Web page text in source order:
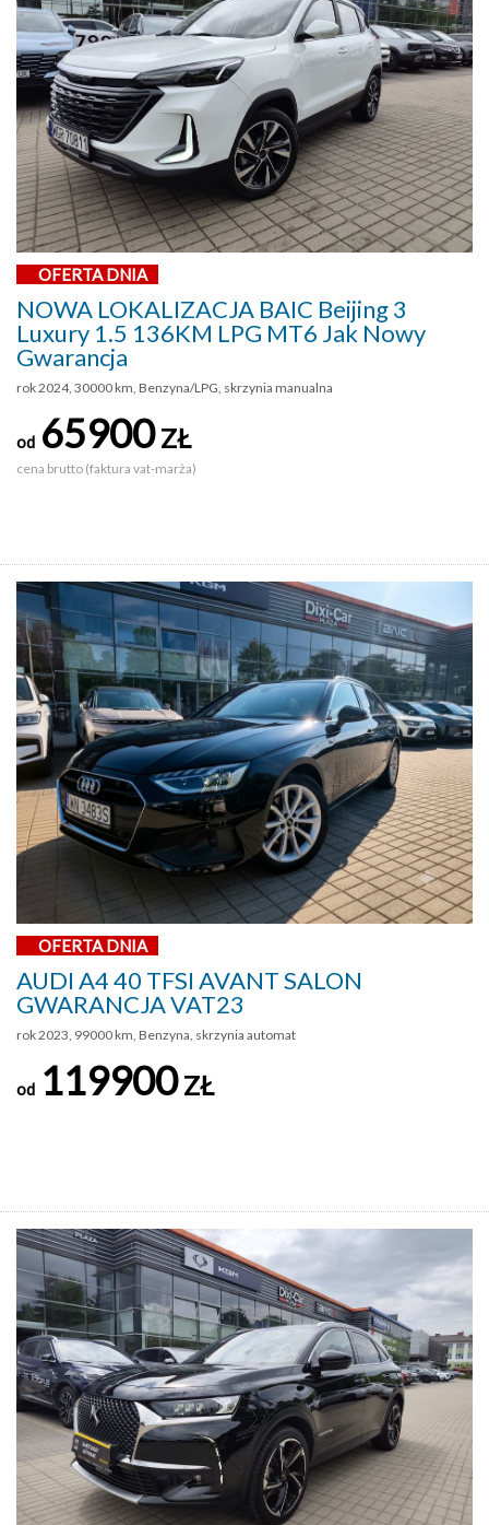
OFERTA DNIA
NOWA LOKALIZACJA BAIC Beijing 3
Luxury 1.5 136KM LPG MT6 Jak Nowy
Gwarancja
rok 2024, 30000 km, Benzyna/LPG, skrzynia manualna
od 65900ZŁ
cena brutto (faktura vat-marża)
OFERTA DNIA
AUDI A4 40 TFSI AVANT SALON
GWARANCJA VAT23
rok 2023, 99000 km, Benzyna, skrzynia automat
od 119900ZŁ